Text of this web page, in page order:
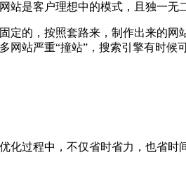
是客户理想中的模式，且独一无
的，按照套路来，制作出来的
站严重“撞站”，搜索引擎有时候
过程中，不仅省时省力，也省